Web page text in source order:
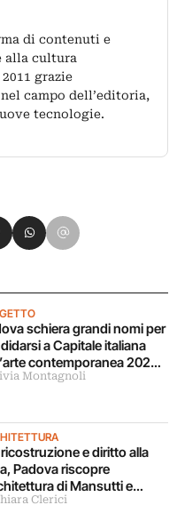
di contenuti e
alla cultura
grazie
campo dell’editoria,
tecnologie.
schiera grandi nomi per
a Capitale italiana
contemporanea 2028
incluso)
Montagnoli
e diritto alla
Padova riscopre
di Mansutti e
Clerici
su LinkedIn
su Pinterest
Condividi su WhatsApp
Condividi su Email